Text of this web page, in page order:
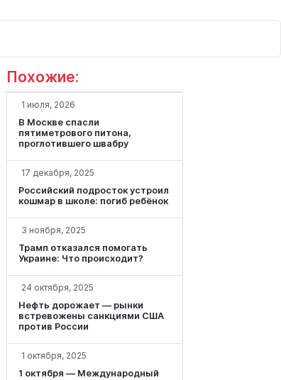
Похожие:
1 июля, 2026
В Москве спасли
пятиметрового питона,
проглотившего швабру
17 декабря, 2025
Российский подросток устроил
кошмар в школе: погиб ребёнок
3 ноября, 2025
Трамп отказался помогать
Украине: Что происходит?
24 октября, 2025
Нефть дорожает — рынки
встревожены санкциями США
против России
1 октября, 2025
1 октября — Международный